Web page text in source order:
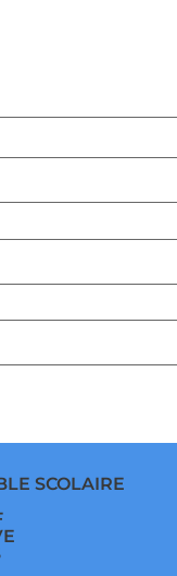
SCOLAIRE